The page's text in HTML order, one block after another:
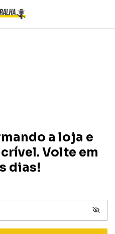
a loja e
Volte em
dias!